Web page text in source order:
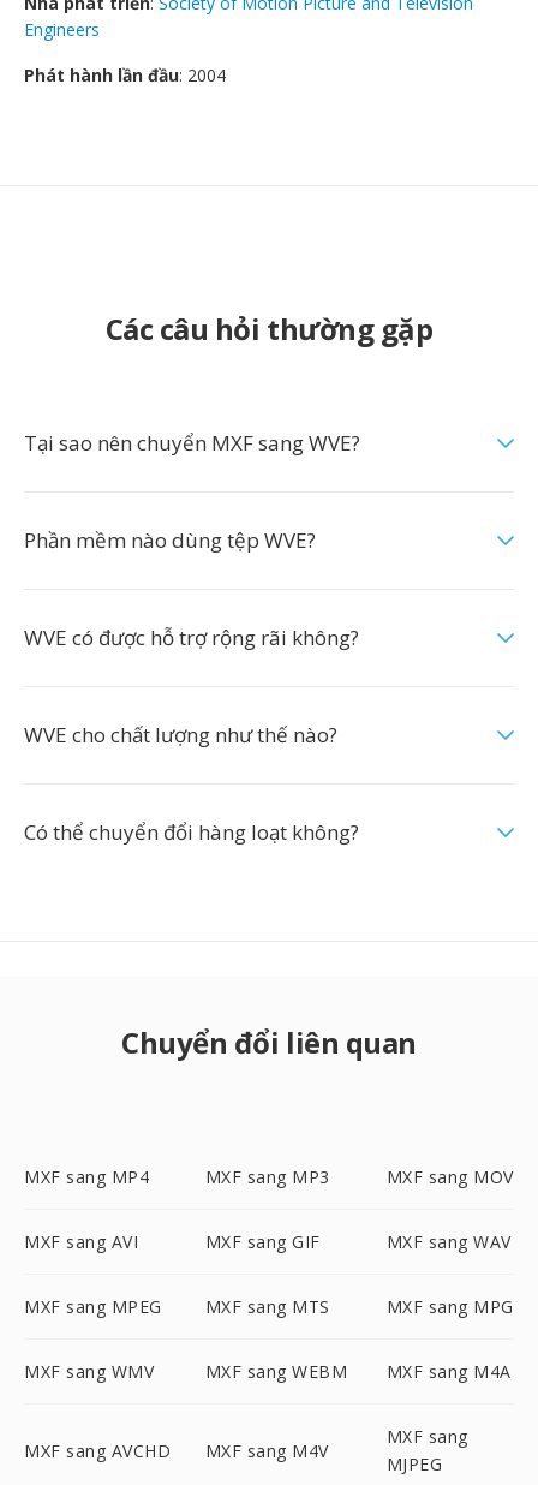
Engineers
Phát hành lần đầu: 2004
Các câu hỏi thường gặp
Tại sao nên chuyển MXF sang WVE?
Phần mềm nào dùng tệp WVE?
WVE có được hỗ trợ rộng rãi không?
WVE cho chất lượng như thế nào?
Có thể chuyển đổi hàng loạt không?
Chuyển đổi liên quan
MXF sang MP4 MXF sang MP3 MXF sang MOV
MXF sang AVI MXF sang GIF MXF sang WAV
MXF sang MPEG MXF sang MTS MXF sang MPG
MXF sang WMV MXF sang WEBM MXF sang M4A
MXF sang AVCHD MXF sang M4V
MXF sang
MJPEG